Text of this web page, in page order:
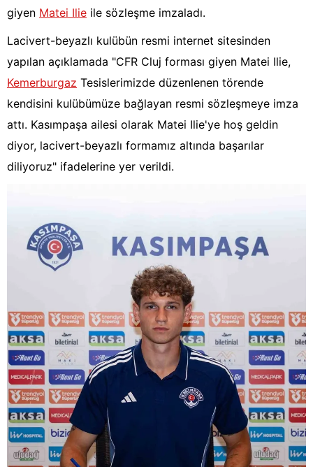
giyen Matei Ilie ile sözleşme imzaladı.
Lacivert-beyazlı kulübün resmi internet sitesinden
yapılan açıklamada "CFR Cluj forması giyen Matei Ilie,
Kemerburgaz Tesislerimizde düzenlenen törende
kendisini kulübümüze bağlayan resmi sözleşmeye imza
attı. Kasımpaşa ailesi olarak Matei Ilie'ye hoş geldin
diyor, lacivert-beyazlı formamız altında başarılar
diliyoruz" ifadelerine yer verildi.